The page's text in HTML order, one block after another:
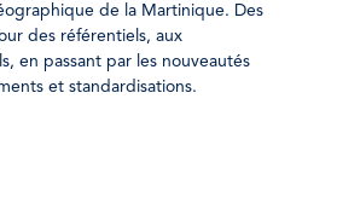
de la Martinique. Des
des référentiels, aux
en passant par les nouveautés
et standardisations.